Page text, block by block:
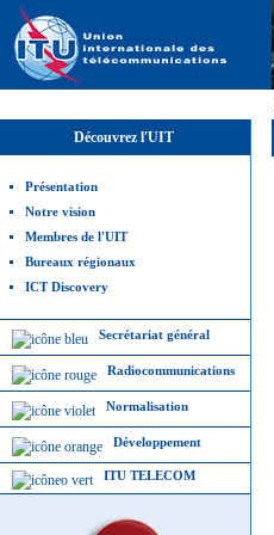
Découvrez l'UIT
Présentation
Notre vision
Membres de l'UIT
Bureaux régionaux
ICT Discovery
Secrétariat général
Radiocommunications
Normalisation
Développement
ITU TELECOM